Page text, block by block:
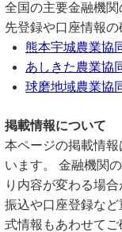
全国の主要金融機
先登録や口座情報の
熊本宇城農業協
あしきた農業協
球磨地域農業協
掲載情報について
本ページの掲載情
います。 金融機関
り内容が変わる場合
振込や口座登録な
式情報もあわせてご